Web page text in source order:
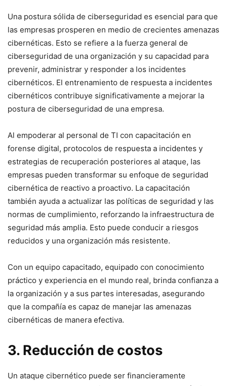
Una postura sólida de ciberseguridad es esencial para que
las empresas‌ prosperen en medio⁢ de crecientes amenazas
cibernéticas. Esto se ‌refiere a la fuerza general de
‍ciberseguridad ​de una organización y su capacidad para
prevenir,‍ administrar y responder a los incidentes
cibernéticos. El entrenamiento de respuesta a incidentes⁢
cibernéticos⁣ contribuye significativamente ​a mejorar la
postura de ciberseguridad de una empresa.
Al empoderar al personal de ‍TI con capacitación en
forense digital, protocolos de respuesta a incidentes y
estrategias de recuperación posteriores al ataque, las
empresas pueden transformar su enfoque de seguridad
cibernética de⁣ reactivo a proactivo. La​ capacitación
también ayuda a actualizar las políticas ‍de seguridad y las
normas de cumplimiento, reforzando⁤ la infraestructura ‌de⁤
seguridad más amplia. Esto puede conducir a‌ riesgos
⁣reducidos y una organización más resistente.
Con un equipo capacitado, equipado con conocimiento
práctico y experiencia en ⁤el mundo⁣ real,​ brinda confianza a
la organización y a sus partes interesadas, asegurando
que la compañía es capaz de manejar las amenazas
cibernéticas de manera efectiva.
3. Reducción ⁤de costos
Un ataque cibernético puede ser financieramente